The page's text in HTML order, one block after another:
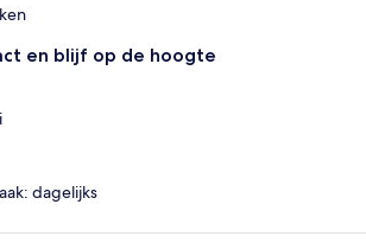
en blijf op de hoogte
dagelijks